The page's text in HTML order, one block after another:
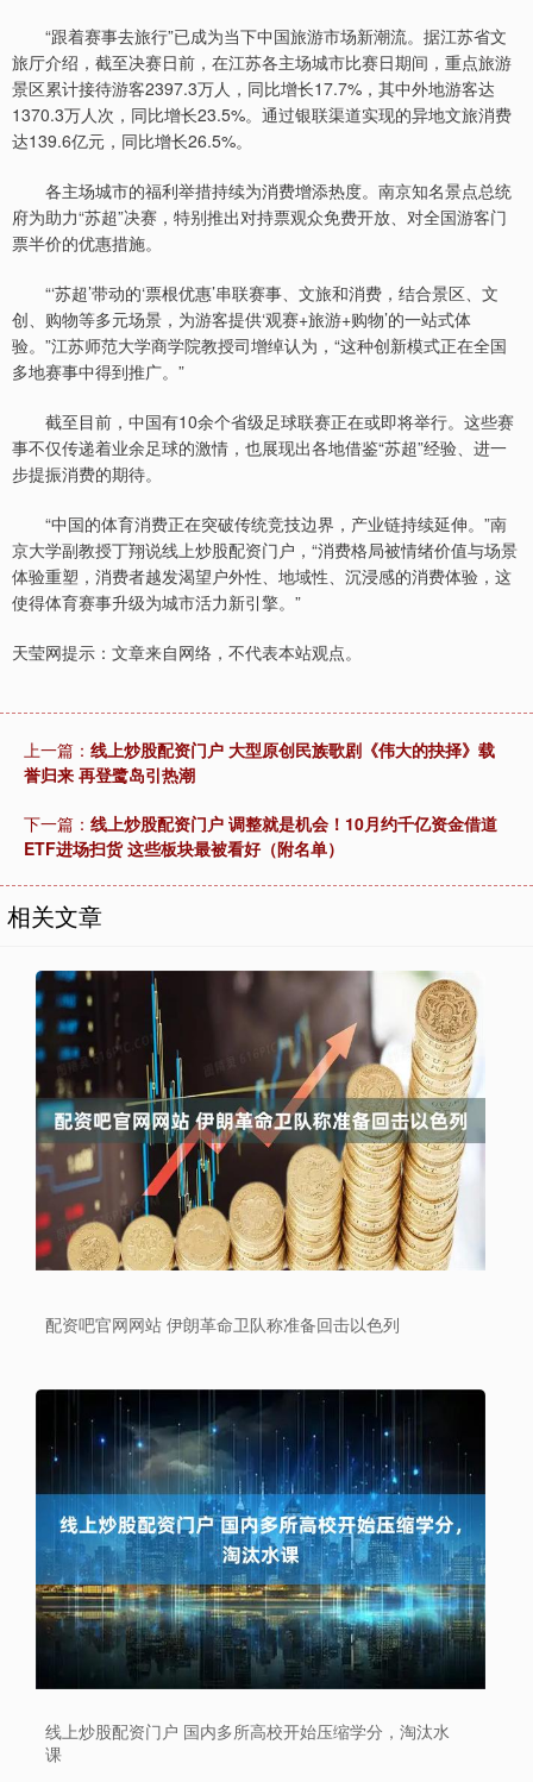
“跟着赛事去旅行”已成为当下中国旅游市场新潮流。据江苏省文
旅厅介绍，截至决赛日前，在江苏各主场城市比赛日期间，重点旅游
景区累计接待游客2397.3万人，同比增长17.7%，其中外地游客达
1370.3万人次，同比增长23.5%。通过银联渠道实现的异地文旅消费
达139.6亿元，同比增长26.5%。
各主场城市的福利举措持续为消费增添热度。南京知名景点总统
府为助力“苏超”决赛，特别推出对持票观众免费开放、对全国游客门
票半价的优惠措施。
“‘苏超’带动的‘票根优惠’串联赛事、文旅和消费，结合景区、文
创、购物等多元场景，为游客提供‘观赛+旅游+购物’的一站式体
验。”江苏师范大学商学院教授司增绰认为，“这种创新模式正在全国
多地赛事中得到推广。”
截至目前，中国有10余个省级足球联赛正在或即将举行。这些赛
事不仅传递着业余足球的激情，也展现出各地借鉴“苏超”经验、进一
步提振消费的期待。
“中国的体育消费正在突破传统竞技边界，产业链持续延伸。”南
京大学副教授丁翔说线上炒股配资门户，“消费格局被情绪价值与场景
体验重塑，消费者越发渴望户外性、地域性、沉浸感的消费体验，这
使得体育赛事升级为城市活力新引擎。”
天莹网提示：文章来自网络，不代表本站观点。
上一篇： 线上炒股配资门户 大型原创民族歌剧《伟大的抉择》载
誉归来 再登鹭岛引热潮
下一篇： 线上炒股配资门户 调整就是机会！10月约千亿资金借道
ETF进场扫货 这些板块最被看好（附名单）
相关文章
配资吧官网网站 伊朗革命卫队称准备回击以色列
线上炒股配资门户 国内多所高校开始压缩学分，淘汰水
课